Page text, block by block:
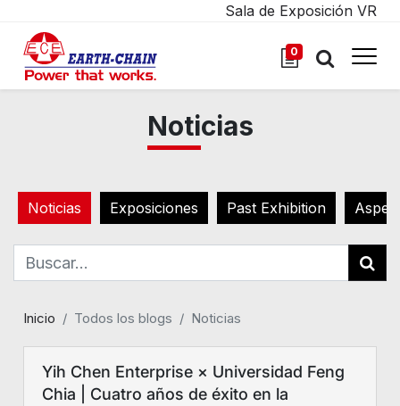
0
Sala de Exposición VR
Noticias
Noticias Exposiciones Past Exhibition
Inicio Todos los blogs Noticias
Yih Chen Enterprise × Universidad Feng
Chia | Cuatro años de éxito en la